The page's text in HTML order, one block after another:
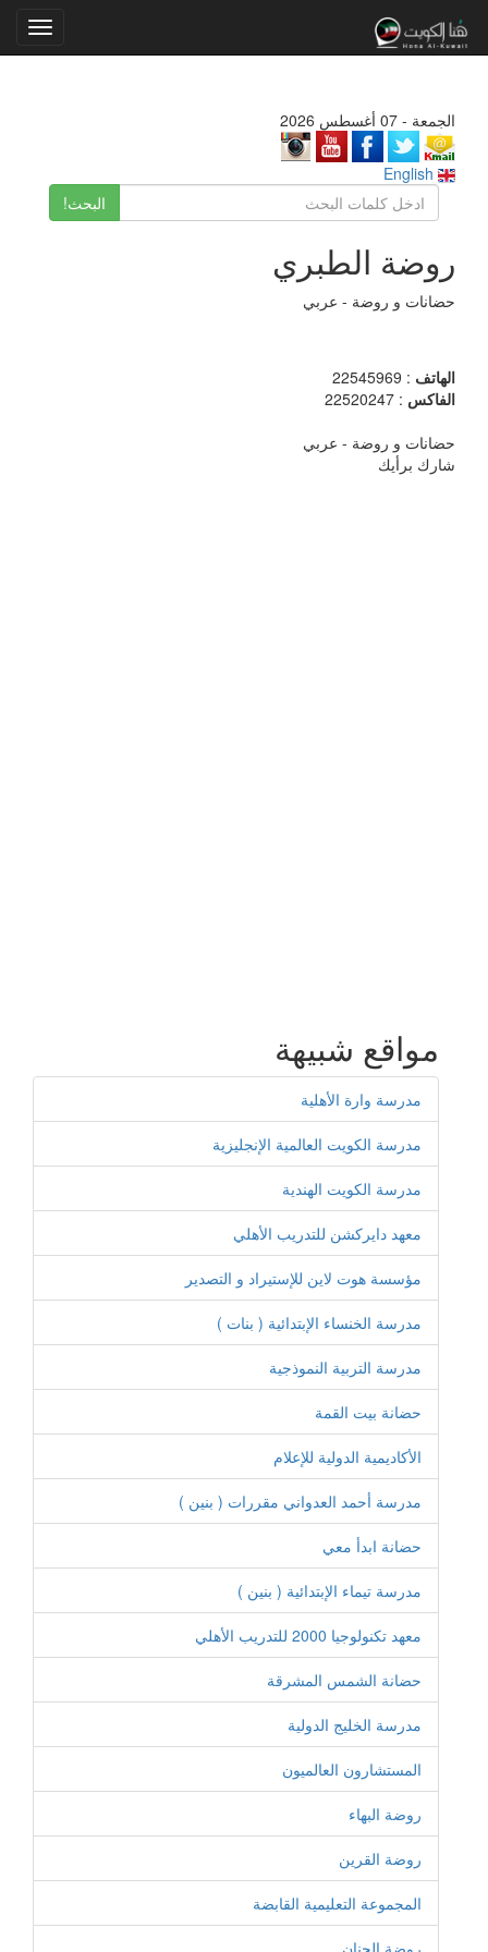
الجمعة - 07 أغسطس 2026
البحث!
روضة الطبري
حضانات و روضة - عربي
الهاتف : 22545969
الفاكس : 22520247
حضانات و روضة - عربي
شارك برأيك
مواقع شبيهة
مدرسة وارة الأهلية
مدرسة الكويت العالمية الإنجليزية
مدرسة الكويت الهندية
معهد دايركشن للتدريب الأهلي
مؤسسة هوت لاين للإستيراد و التصدير
مدرسة الخنساء الإبتدائية ( بنات )
مدرسة التربية النموذجية
حضانة بيت القمة
الأكاديمية الدولية للإعلام
مدرسة أحمد العدواني مقررات ( بنين )
حضانة ابدأ معي
مدرسة تيماء الإبتدائية ( بنين )
معهد تكنولوجيا 2000 للتدريب الأهلي
حضانة الشمس المشرقة
مدرسة الخليج الدولية
المستشارون العالميون
روضة البهاء
روضة القرين
المجموعة التعليمية القابضة